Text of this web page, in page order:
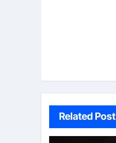
Related Post